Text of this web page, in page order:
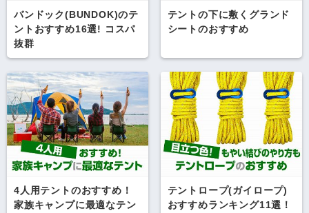
バンドック(BUNDOK)のテ
ントおすすめ16選! コスパ
抜群
テントの下に敷くグランド
シートのおすすめ
4人用テントのおすすめ！
家族キャンプに最適なテン
テントロープ(ガイロープ)
おすすめランキング11選！